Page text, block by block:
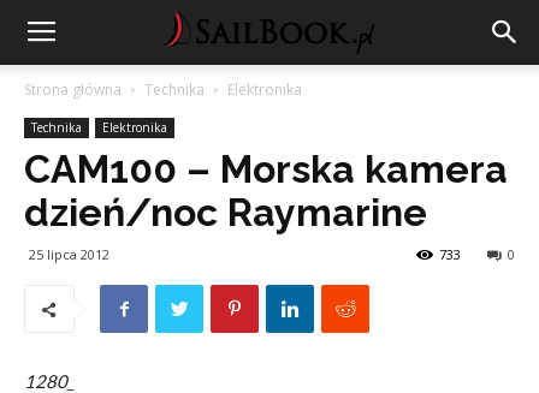
Strona główna Technika Elektronika
Technika Elektronika
CAM100 – Morska kamera
dzień/noc Raymarine
25 lipca 2012 0
733
1280_